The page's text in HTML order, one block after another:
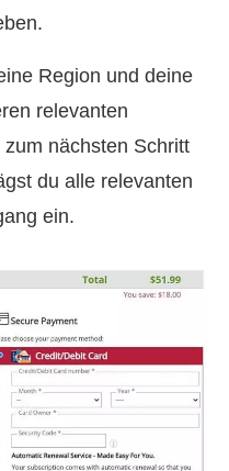
Region und deine
relevanten
nächsten Schritt
du alle relevanten
ein.